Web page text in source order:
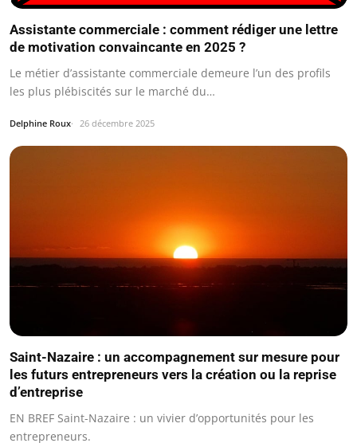
Assistante commerciale : comment rédiger une lettre
de motivation convaincante en 2025 ?
Le métier d’assistante commerciale demeure l’un des profils
les plus plébiscités sur le marché du…
Delphine Roux 26 décembre 2025
Saint-Nazaire : un accompagnement sur mesure pour
les futurs entrepreneurs vers la création ou la reprise
d’entreprise
EN BREF Saint-Nazaire : un vivier d’opportunités pour les
entrepreneurs.